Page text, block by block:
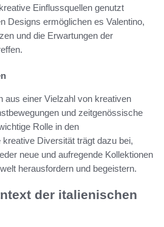
Einflussquellen genutzt
Designs ermöglichen es Valentino,
und die Erwartungen der
aus einer Vielzahl von kreativen
und zeitgenössische
Rolle in den
Diversität trägt dazu bei,
neue und aufregende Kollektionen
herausfordern und begeistern.
der italienischen